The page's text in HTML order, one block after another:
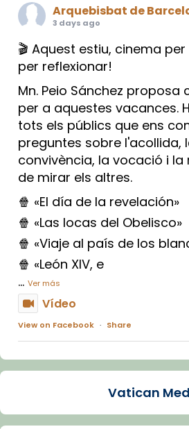
Arquebisbat de
3 days ago
🎬 Aquest estiu, cinema
per reflexionar!
Mn. Peio Sánchez proposa
per a aquestes vacances.
tots els públics que ens
preguntes sobre l'acollida,
convivència, la vocació i
de mirar els altres.
🍿 «El día de la revelación»
🍿 «Las locas del Obelisco»
🍿 «Viaje al país de los
🍿 «León XIV, e
... Ver más
Vídeo
View on Facebook · Share
Arquebisbat de
La Carmina va patir
dos mesos, a l'Estadi Lluís
Vatican